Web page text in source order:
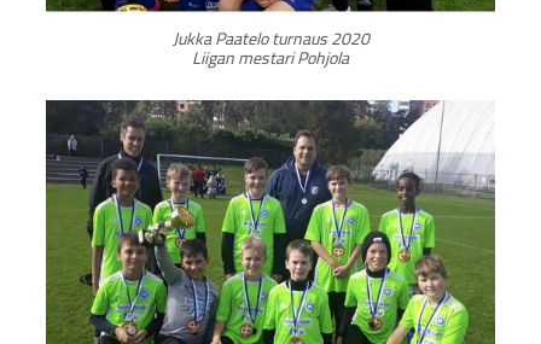
Jukka Paatelo turnaus 2020
Liigan mestari Pohjola